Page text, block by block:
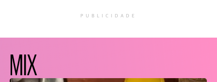
PUBLICIDADE
MIX